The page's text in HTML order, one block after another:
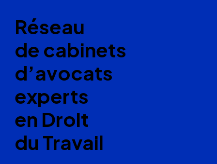
Réseau
de cabinets
d’avocats
experts
en Droit
du Travail